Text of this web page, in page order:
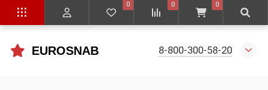
EUROSNAB 8-800-300-58-20
0 0 0